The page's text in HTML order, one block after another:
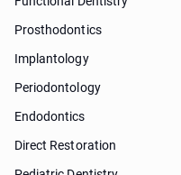
Prosthodontics
Implantology
Periodontology
Endodontics
Direct Restoration